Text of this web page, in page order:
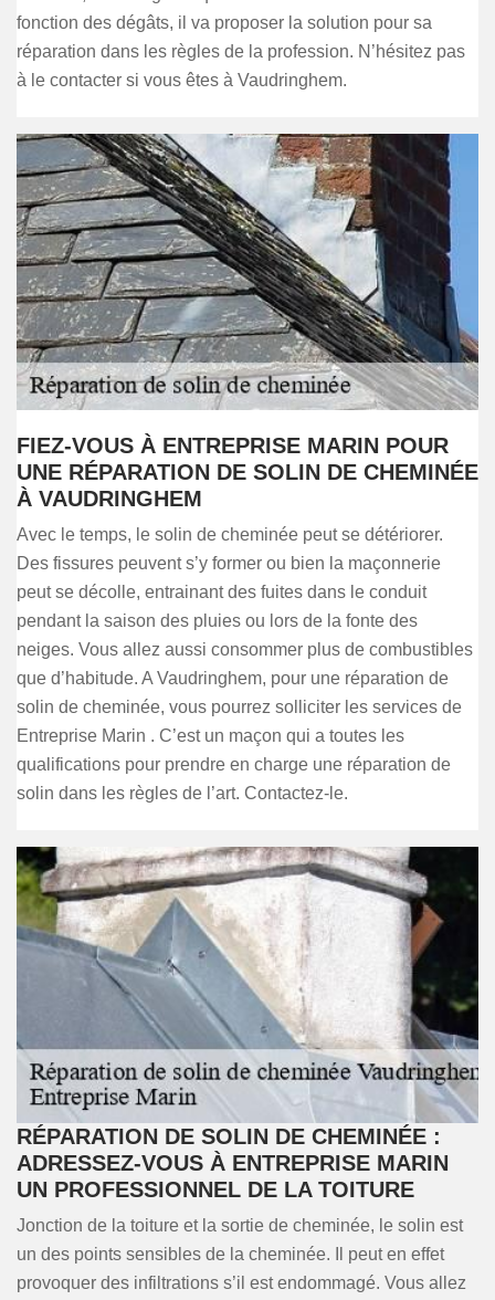
fonction des dégâts, il va proposer la solution pour sa
réparation dans les règles de la profession. N’hésitez pas
à le contacter si vous êtes à Vaudringhem.
FIEZ-VOUS À ENTREPRISE MARIN POUR
UNE RÉPARATION DE SOLIN DE CHEMINÉE
À VAUDRINGHEM
Avec le temps, le solin de cheminée peut se détériorer.
Des fissures peuvent s’y former ou bien la maçonnerie
peut se décolle, entrainant des fuites dans le conduit
pendant la saison des pluies ou lors de la fonte des
neiges. Vous allez aussi consommer plus de combustibles
que d’habitude. A Vaudringhem, pour une réparation de
solin de cheminée, vous pourrez solliciter les services de
Entreprise Marin . C’est un maçon qui a toutes les
qualifications pour prendre en charge une réparation de
solin dans les règles de l’art. Contactez-le.
RÉPARATION DE SOLIN DE CHEMINÉE :
ADRESSEZ-VOUS À ENTREPRISE MARIN
UN PROFESSIONNEL DE LA TOITURE
Jonction de la toiture et la sortie de cheminée, le solin est
un des points sensibles de la cheminée. Il peut en effet
provoquer des infiltrations s’il est endommagé. Vous allez